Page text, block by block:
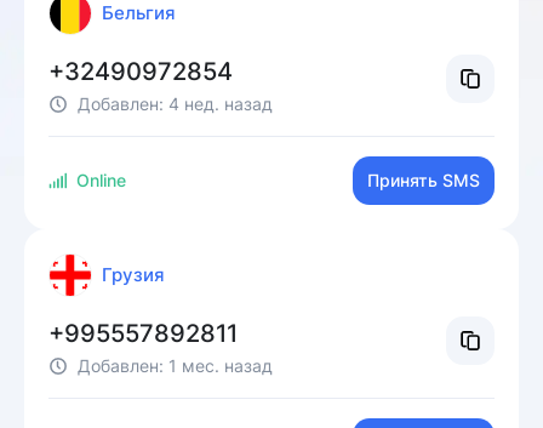
Бельгия
+32490972854
Добавлен: 4 нед. назад
Online Принять SMS
Грузия
+995557892811
Добавлен: 1 мес. назад